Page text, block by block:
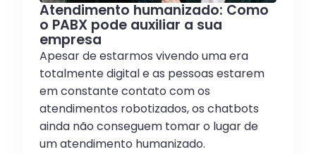
Atendimento humanizado: Como
o PABX pode auxiliar a sua
empresa
Apesar de estarmos vivendo uma era
totalmente digital e as pessoas estarem
em constante contato com os
atendimentos robotizados, os chatbots
ainda não conseguem tomar o lugar de
um atendimento humanizado.